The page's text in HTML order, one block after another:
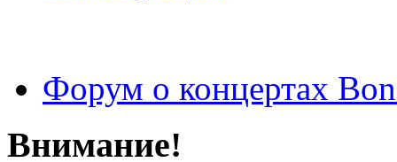
Форум о концертах
Внимание!